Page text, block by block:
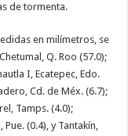
de tormenta.
en milímetros, se
Q. Roo (57.0);
I, Ecatepec, Edo.
Cd. de Méx. (6.7);
Tamps. (4.0);
(0.4), y Tantakín,